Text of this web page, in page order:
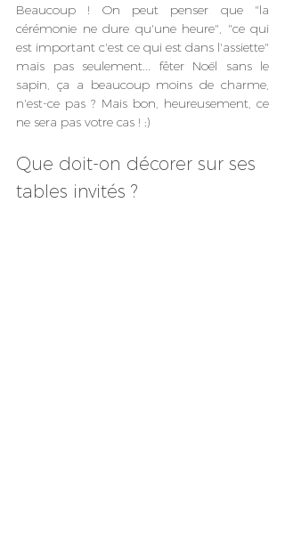
Beaucoup ! On peut penser que "la
cérémonie ne dure qu'une heure", "ce qui
est important c'est ce qui est dans l'assiette"
mais pas seulement... fêter Noël sans le
sapin, ça a beaucoup moins de charme,
n'est-ce pas ? Mais bon, heureusement, ce
ne sera pas votre cas ! ;)
Que doit-on décorer sur ses
tables invités ?